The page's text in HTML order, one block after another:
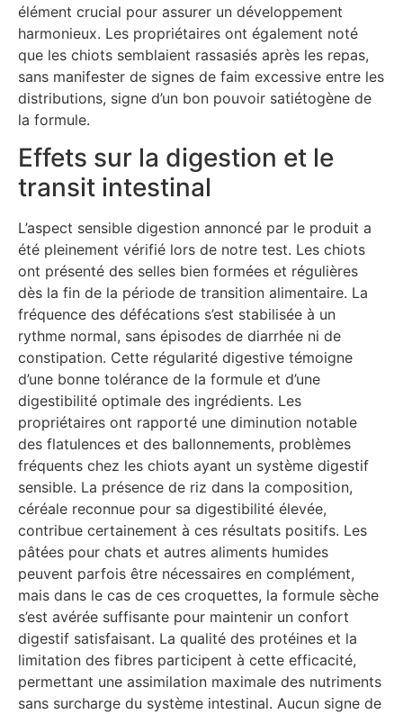
élément crucial pour assurer un développement
harmonieux. Les propriétaires ont également noté
que les chiots semblaient rassasiés après les repas,
sans manifester de signes de faim excessive entre les
distributions, signe d’un bon pouvoir satiétogène de
la formule.
Effets sur la digestion et le
transit intestinal
L’aspect sensible digestion annoncé par le produit a
été pleinement vérifié lors de notre test. Les chiots
ont présenté des selles bien formées et régulières
dès la fin de la période de transition alimentaire. La
fréquence des défécations s’est stabilisée à un
rythme normal, sans épisodes de diarrhée ni de
constipation. Cette régularité digestive témoigne
d’une bonne tolérance de la formule et d’une
digestibilité optimale des ingrédients. Les
propriétaires ont rapporté une diminution notable
des flatulences et des ballonnements, problèmes
fréquents chez les chiots ayant un système digestif
sensible. La présence de riz dans la composition,
céréale reconnue pour sa digestibilité élevée,
contribue certainement à ces résultats positifs. Les
pâtées pour chats et autres aliments humides
peuvent parfois être nécessaires en complément,
mais dans le cas de ces croquettes, la formule sèche
s’est avérée suffisante pour maintenir un confort
digestif satisfaisant. La qualité des protéines et la
limitation des fibres participent à cette efficacité,
permettant une assimilation maximale des nutriments
sans surcharge du système intestinal. Aucun signe de